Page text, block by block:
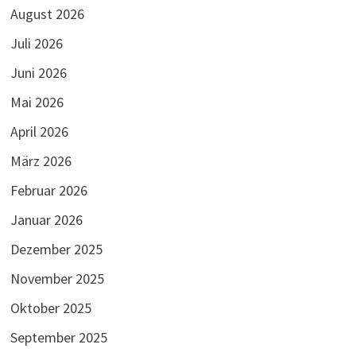
August 2026
Juli 2026
Juni 2026
Mai 2026
April 2026
März 2026
Februar 2026
Januar 2026
Dezember 2025
November 2025
Oktober 2025
September 2025